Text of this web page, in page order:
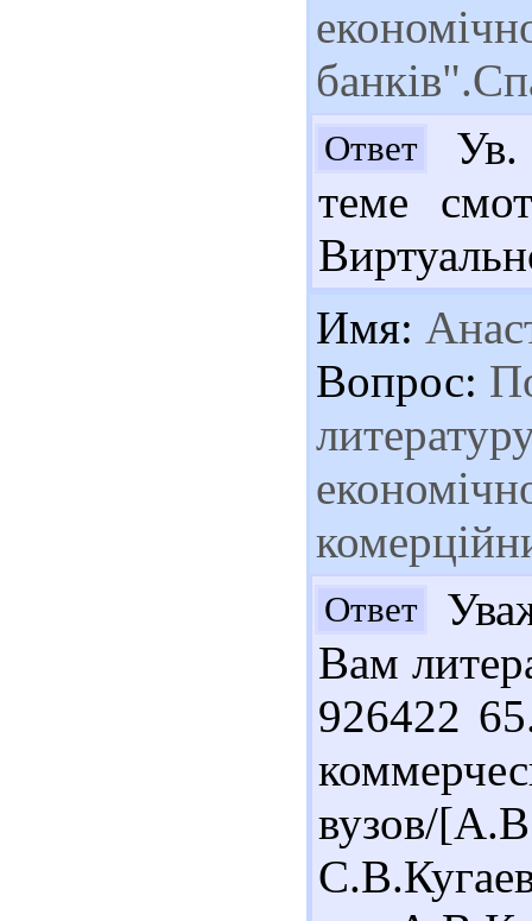
Ответ
Ув.
теме
Имя:
Вопрос:
Ответ
Вам
926422
вузов/